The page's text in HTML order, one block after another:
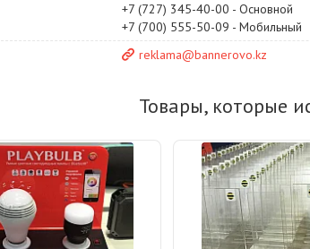
+7 (727) 345-40-00
Основной
+7 (700) 555-50-09
Мобильный
reklama@bannerovo.kz